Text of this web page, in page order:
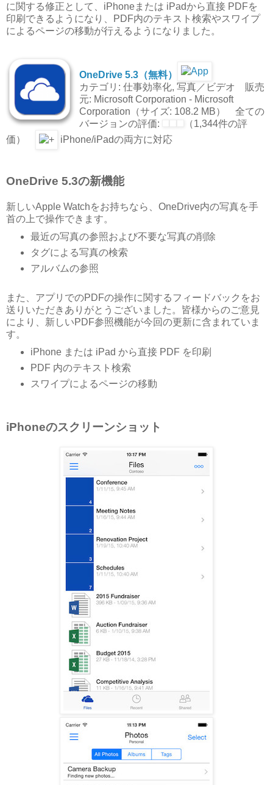
に関する修正として、iPhoneまたは iPadから直接 PDFを
印刷できるようになり、PDF内のテキスト検索やスワイプ
によるページの移動が行えるようになりました。
OneDrive 5.3（無料）
カテゴリ: 仕事効率化, 写真／ビデオ 販売
元: Microsoft Corporation - Microsoft
Corporation（サイズ: 108.2 MB） 全ての
バージョンの評価:
（1,344件の評
価）
iPhone/iPadの両方に対応
OneDrive 5.3の新機能
新しいApple Watchをお持ちなら、OneDrive内の写真を手
首の上で操作できます。
最近の写真の参照および不要な写真の削除
タグによる写真の検索
アルバムの参照
また、アプリでのPDFの操作に関するフィードバックをお
送りいただきありがとうございました。皆様からのご意見
により、新しいPDF参照機能が今回の更新に含まれていま
す。
iPhone または iPad から直接 PDF を印刷
PDF 内のテキスト検索
スワイプによるページの移動
iPhoneのスクリーンショット